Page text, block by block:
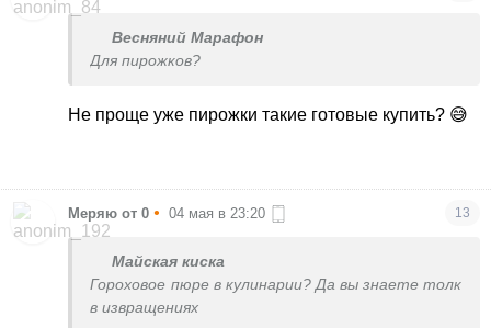
Весняний Марафон
Для пирожков?
Не проще уже пирожки такие готовые купить? 😅
Меряю от 0 • 04 мая в 23:20 13
Майская киска
Гороховое пюре в кулинарии? Да вы знаете толк
в извращениях